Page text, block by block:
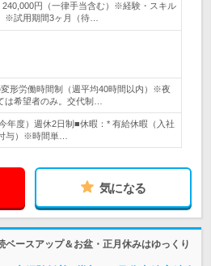
240,000円（一律手当含む）※経験・スキル
※試用期間3ヶ月（待…
形労働時間制（週平均40時間以内）※夜
は希望者のみ。交代制…
年度）週休2日制■休暇：* 有給休暇（入社
与）※時間単…
気になる
ベースアップ＆お盆・正月休みはゆっくり